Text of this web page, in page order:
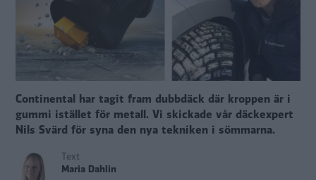
Continental har tagit fram dubbdäck där kroppen är i
gummi istället för metall. Vi skickade vår däckexpert
Nils Svärd för syna den nya tekniken i sömmarna.
Text
Maria Dahlin